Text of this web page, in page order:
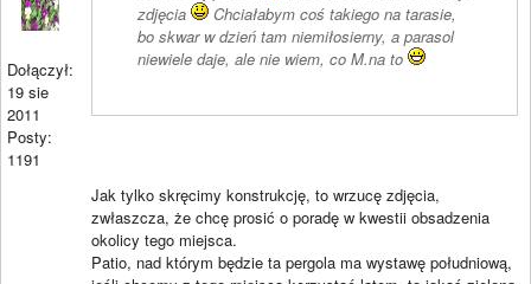
Dołączył:
19 sie
2011
Posty:
1191
zdjęcia
Chciałabym coś takiego na tarasie,
bo skwar w dzień tam niemiłosierny, a parasol
niewiele daje, ale nie wiem, co M.na to
Jak tylko skręcimy konstrukcję, to wrzucę zdjęcia,
zwłaszcza, że chcę prosić o poradę w kwestii obsadzenia
okolicy tego miejsca.
Patio, nad którym będzie ta pergola ma wystawę południową,